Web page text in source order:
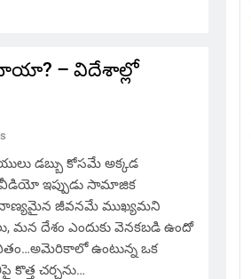
– విదేశాల్లో
డబ్బు కోసమే అక్కడ
వీడియో ఇప్పుడు సామాజిక
నాణ్యమైన జీవనమే ముఖ్యమని
మన దేశం ఎందుకు వెనకబడి ఉందో
ఉంటున్న ఒక
చర్చను…